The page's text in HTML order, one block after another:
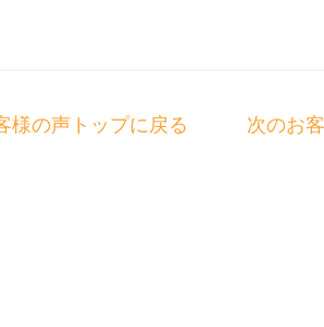
様の声トップに戻る 次のお